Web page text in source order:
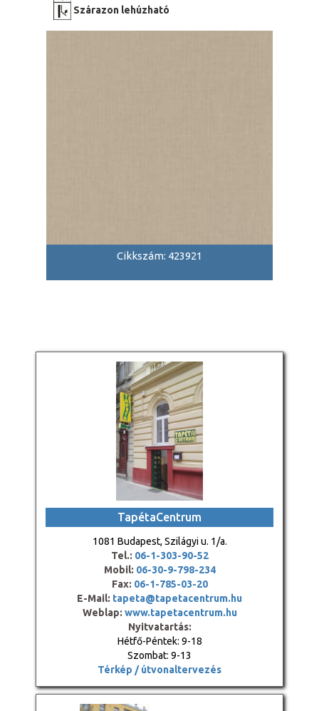
Szárazon lehúzható
Cikkszám: 423921
TapétaCentrum
1081 Budapest, Szilágyi u. 1/a.
Tel.: 06-1-303-90-52
Mobil: 06-30-9-798-234
Fax: 06-1-785-03-20
E-Mail: tapeta@tapetacentrum.hu
Weblap: www.tapetacentrum.hu
Nyitvatartás:
Hétfő-Péntek: 9-18
Szombat: 9-13
Térkép / útvonaltervezés